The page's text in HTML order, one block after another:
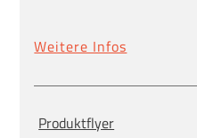
Weitere Infos
Produktflyer